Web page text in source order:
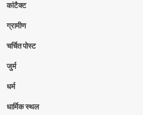
कांटैक्ट
ग्रामीण
चर्चित पोस्ट
जुर्म
धर्म
धार्मिक स्थल